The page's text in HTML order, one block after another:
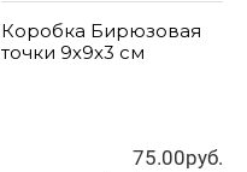
Коробка Бирюзовая
точки 9х9х3 см
75.00руб.